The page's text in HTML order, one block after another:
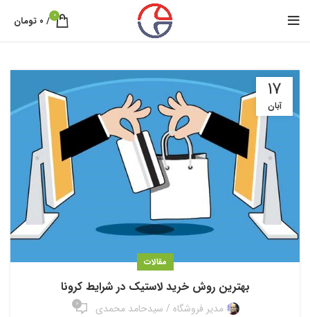
0
/ ۰ تومان
17
آبان
مقالات
بهترین روش خرید لاستیک در شرایط کرونا
مدیر فروشگاه / سیدحامد محمدی 0